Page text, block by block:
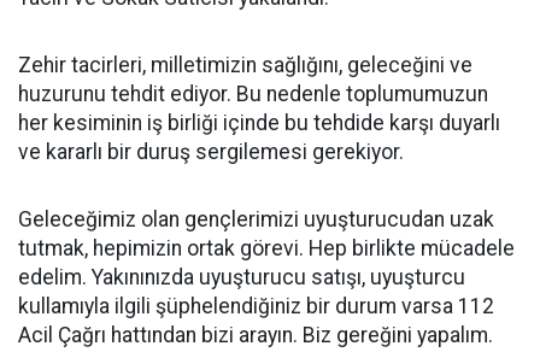
Zehir tacirleri, milletimizin sağlığını, geleceğini ve
huzurunu tehdit ediyor. Bu nedenle toplumumuzun
her kesiminin iş birliği içinde bu tehdide karşı duyarlı
ve kararlı bir duruş sergilemesi gerekiyor.
Geleceğimiz olan gençlerimizi uyuşturucudan uzak
tutmak, hepimizin ortak görevi. Hep birlikte mücadele
edelim. Yakınınızda uyuşturucu satışı, uyuşturcu
kullamıyla ilgili şüphelendiğiniz bir durum varsa 112
Acil Çağrı hattından bizi arayın. Biz gereğini yapalım.